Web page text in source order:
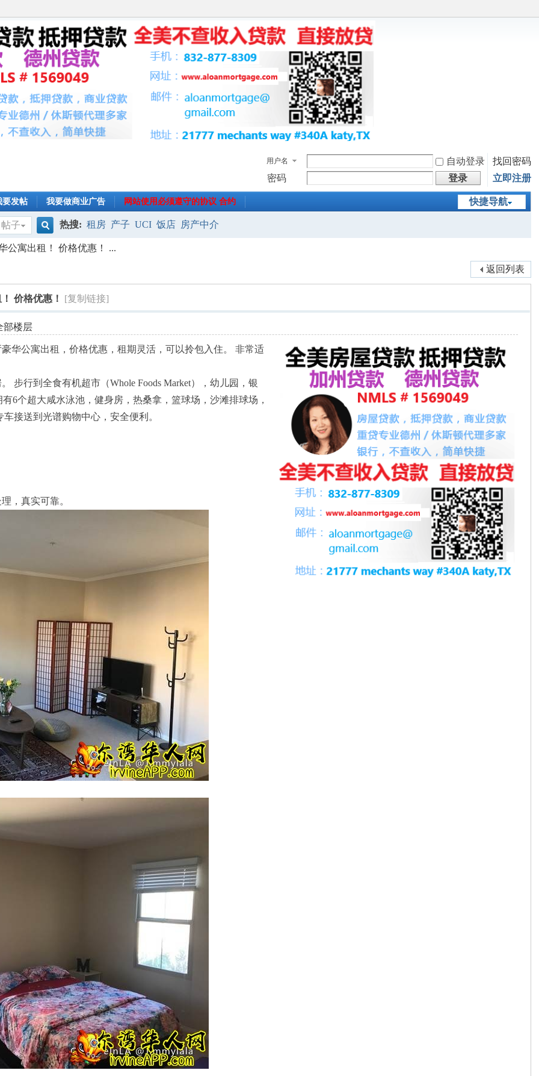
用户名 自动登录
找回密码
密码
登录 立即注册
快捷导航
要发帖 我要做商业广告 网站使用必须遵守的协议 合约
帖子
搜
索
热搜: 租房 产子 UCI 饭店 房产中介
公寓出租！ 价格优惠！ ...
返回列表
价格优惠！ [复制链接]
部楼层
华公寓出租，价格优惠，租期灵活，可以拎包入住。 非常适
步行到全食有机超市（Whole Foods Market），幼儿园，银
6个超大咸水泳池，健身房，热桑拿，篮球场，沙滩排球场，
接送到光谱购物中心，安全便利。
，真实可靠。